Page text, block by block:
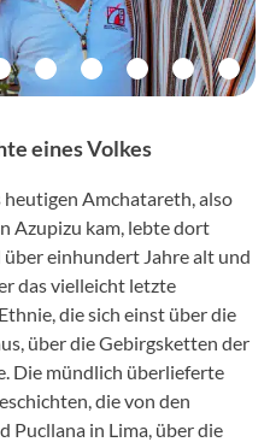
eines Volkes
Amchatareth, also
Azupizu kam, lebte dort
über einhundert Jahre alt und
das vielleicht letzte
die sich einst über die
über die Gebirgsketten der
Die mündlich überlieferte
die von den
Pucllana in Lima, über die